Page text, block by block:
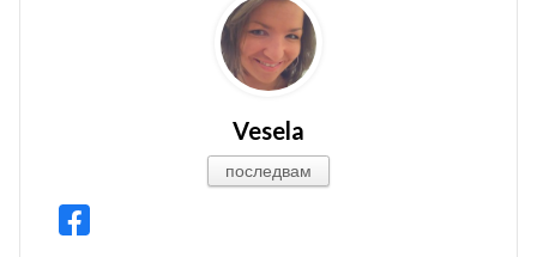
Vesela
последвам